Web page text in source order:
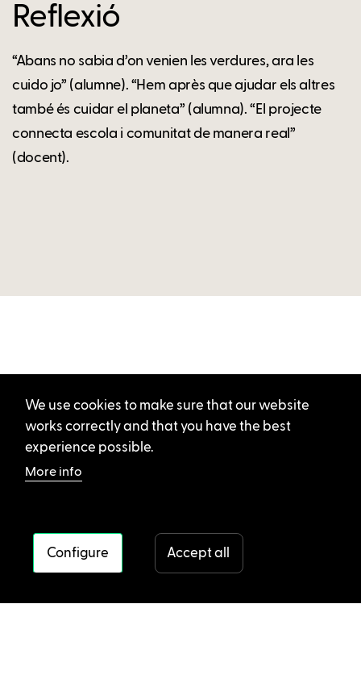
Reflexió
“Abans no sabia d’on venien les verdures, ara les
cuido jo” (alumne). “Hem après que ajudar els altres
també és cuidar el planeta” (alumna). “El projecte
connecta escola i comunitat de manera real”
(docent).
We use cookies to make sure that our website
works correctly and that you have the best
experience possible.
More info
Configure Accept all